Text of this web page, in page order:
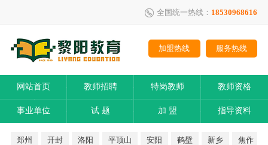
全国统一热线： 18530968616
加盟热线 服务热线
网站首页 教师招聘 特岗教师 教师资格
事业单位 试 题 加 盟 指导资料
郑州 开封 洛阳 平顶山 安阳 鹤壁 新乡 焦作